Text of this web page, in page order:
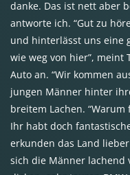
danke. Das ist nett aber
antworte ich. “Gut zu
und hinterlässt uns eine
wie weg von hier”, meint
Auto an. “Wir kommen
jungen Männer hinter
breitem Lachen.
Ihr habt doch
erkunden das Land
sich die Männer